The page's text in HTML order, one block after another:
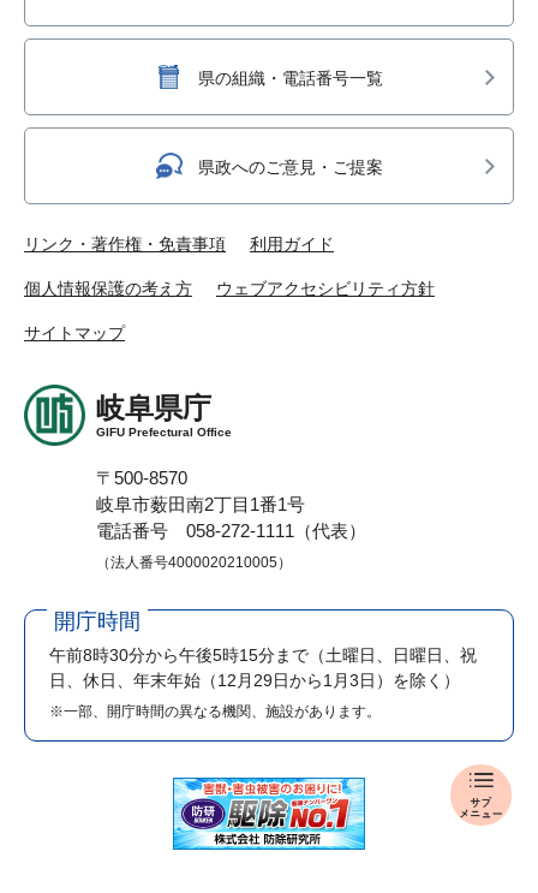
入
札
県の組織・電話番号一覧
県政へのご意見・ご提案
リンク・著作権・免責事項 利用ガイド
個人情報保護の考え方 ウェブアクセシビリティ方針
サイトマップ
岐阜県庁
GIFU Prefectural Office
〒500-8570
岐阜市薮田南2丁目1番1号
電話番号 058-272-1111（代表）
（法人番号4000020210005）
開庁時間
午前8時30分から午後5時15分まで （土曜日、日曜日、祝
日、休日、年末年始（12月29日から1月3日）を除く）
※一部、開庁時間の異なる機関、施設があります。